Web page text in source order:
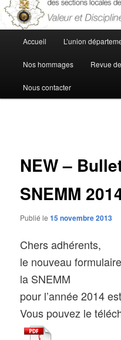
principal
Accueil L’union
Nos hommages Revue
Nous contacter
NEW –
SNEMM
Publié le15 novembre 2013
Chers adhérents,
le nouveau
la SNEMM
pour l’année 2014
Vous pouvez le